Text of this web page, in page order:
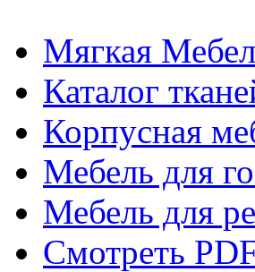
Мягкая
Каталог
Корпусная
Мебель для
Мебель для
Смотреть